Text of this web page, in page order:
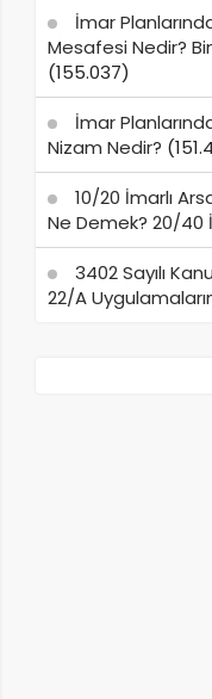
İmar
Mesafesi Nedir?
(155.037)
İmar
Nizam Nedir?
10/20 İmarlı
Ne Demek? 20/40
3402 Sayılı
22/A